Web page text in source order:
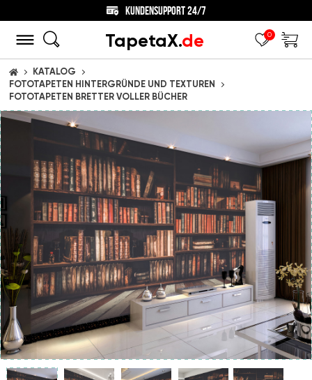
KUNDENSUPPORT 24/7
TapetaX.de 0
STARTSEITE
KATALOG
FOTOTAPETEN HINTERGRÜNDE UND TEXTUREN
FOTOTAPETEN BRETTER VOLLER BÜCHER